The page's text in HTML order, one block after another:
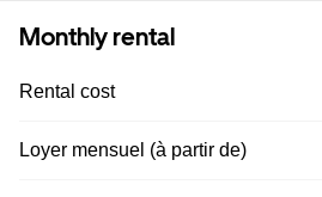
Monthly rental
Rental cost
Loyer mensuel (à partir de)